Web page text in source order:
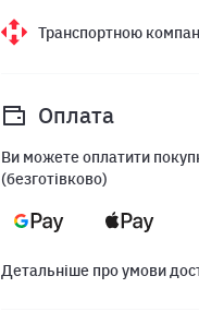
Транспортною
Оплата
Ви можете оплатити
(безготівково)
Детальніше про умови